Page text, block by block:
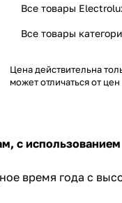
Все товары
Все товары
Цена действительна
может отличаться от
с использованием
время года с